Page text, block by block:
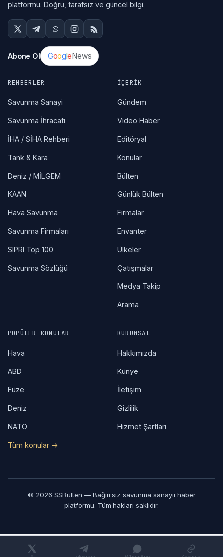
platformu. Doğru, tarafsız ve güncel bilgi.
Abone Ol Google News
REHBERLER
Savunma Sanayi
Savunma İhracatı
İHA / SİHA Rehberi
Tank & Kara
Deniz / MİLGEM
KAAN
Hava Savunma
Savunma Firmaları
SIPRI Top 100
Savunma Sözlüğü
İÇERIK
Gündem
Video Haber
Editöryal
Konular
Bülten
Günlük Bülten
Firmalar
Envanter
Ülkeler
Çatışmalar
Medya Takip
Arama
POPÜLER KONULAR
Hava
ABD
Füze
Deniz
NATO
Tüm konular →
KURUMSAL
Hakkımızda
Künye
İletişim
Gizlilik
Hizmet Şartları
© 2026 SSBülten — Bağımsız savunma sanayii haber
platformu. Tüm hakları saklıdır.